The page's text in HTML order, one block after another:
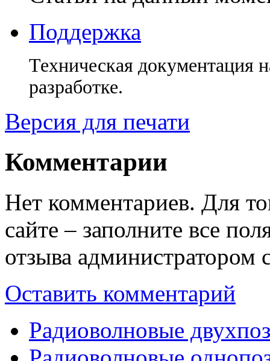
Поддержка
Техническая документация
разработке.
Версия для печати
Комментарии
Нет комментариев. Для
сайте – заполните все
отзыва администратором
Оставить комментарий
Радиоволновые